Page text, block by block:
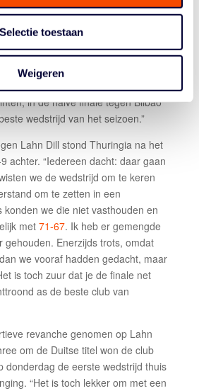
Selectie toestaan
Weigeren
gebeurt hier? Hoe kan dit? Hoe
gehad en door de groepskwaliteit
zijn we langzaam maar
niveau gekomen. In de eerste
Cup versloegen we Rahden
in de halve finale tegen Bilbao
wedstrijd van het seizoen.”
Lahn Dill stond Thuringia na het
achter. “Iedereen dacht: daar gaan
we de wedstrijd om te keren
om te zetten in een
konden we die niet vasthouden en
met 71-67. Ik heb er gemengde
gehouden. Enerzijds trots, omdat
we vooraf hadden gedacht, maar
is toch zuur dat je de finale net
as de beste club van
revanche genomen op Lahn
om de Duitse titel won de club
donderdag de eerste wedstrijd thuis
“Het is toch lekker om met een